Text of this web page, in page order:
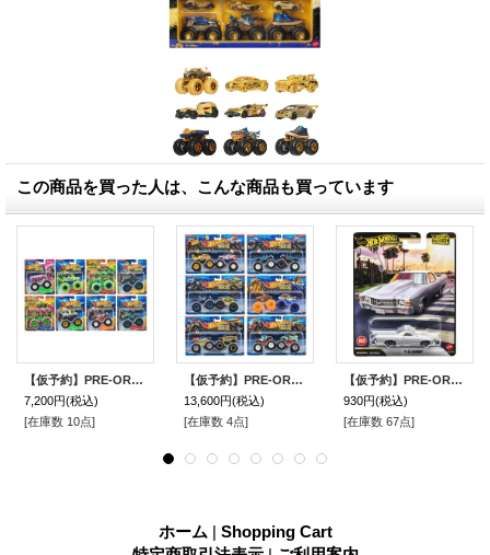
この商品を買った人は、こんな商品も買っています
【仮予約】PRE-ORDER - 2026 HW MONSTER TRUCKS! 【Hアソート (8個入り）】(2026年9月上旬入荷予定）
7,200円(税込)
[在庫数 10点]
【仮予約】PRE-ORDER - 2026 HW MONSTER TRUCKS! 【2パック - Dアソート(8個入)】（お取り置き不可）(2026年9月上旬入荷予定）
13,600円(税込)
[在庫数 4点]
【仮予約】PRE-ORDER - 2026 HW BOULEVARD 【'71 エルカミーノ】SILVER/RR(2026年10月初旬入荷予定)
930円(税込)
[在庫数 67点]
ホーム | Shopping Cart